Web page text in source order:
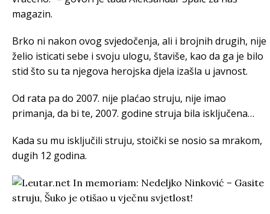
magazin.
Brko ni nakon ovog svjedočenja, ali i brojnih drugih, nije
želio isticati sebe i svoju ulogu, štaviše, kao da ga je bilo
stid što su ta njegova herojska djela izašla u javnost.
Od rata pa do 2007. nije plaćao struju, nije imao
primanja, da bi te, 2007. godine struja bila isključena…
Kada su mu isključili struju, stoički se nosio sa mrakom,
dugih 12 godina.